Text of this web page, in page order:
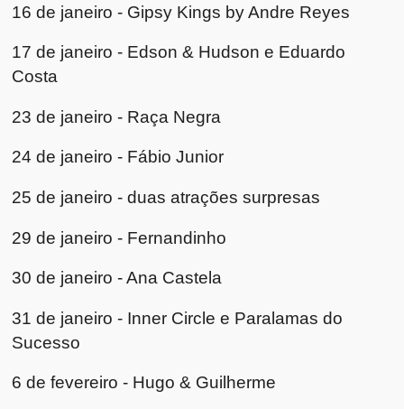
16 de janeiro - Gipsy Kings by Andre Reyes
17 de janeiro - Edson & Hudson e Eduardo
Costa
23 de janeiro - Raça Negra
24 de janeiro - Fábio Junior
25 de janeiro - duas atrações surpresas
29 de janeiro - Fernandinho
30 de janeiro - Ana Castela
31 de janeiro - Inner Circle e Paralamas do
Sucesso
6 de fevereiro - Hugo & Guilherme